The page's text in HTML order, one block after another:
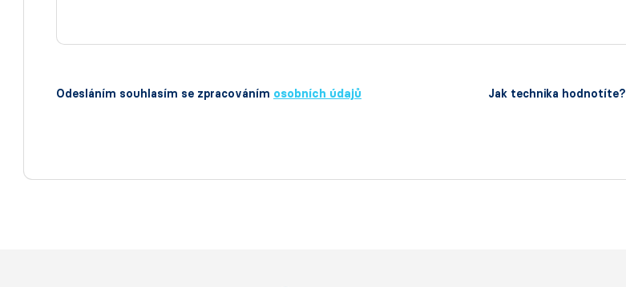
Odesláním souhlasím se zpracováním osobních údajů Jak technika hodnotíte?